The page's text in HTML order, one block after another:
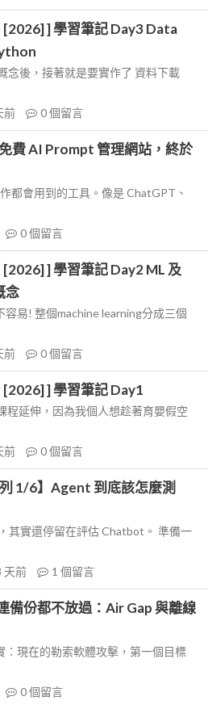
] 學習筆記 Day3 Data
念後，接著就是要實作了 資料下載
前 0個留言
費 AI Prompt 管理網站，終於
都會用到的工具。像是 ChatGPT、
0個留言
] 學習筆記 Day2 ML 及
念
易! 整個machine learning分成三個
前 0個留言
] 學習筆記 Day1
程延伸，因為我個人想趁著育嬰假空
前 0個留言
1/6】Agent 到底該怎麼測
其實還停留在評估 Chatbot。 準備一
天前 1 個留言
備份都不放過：Air Gap 與離線
：現在的勒索軟體攻擊，第一個目標
0個留言